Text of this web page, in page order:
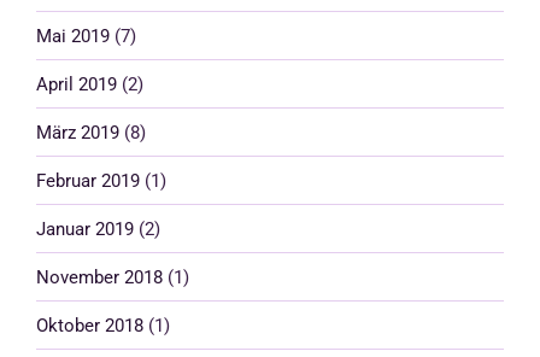
Mai 2019 (7)
April 2019 (2)
März 2019 (8)
Februar 2019 (1)
Januar 2019 (2)
November 2018 (1)
Oktober 2018 (1)